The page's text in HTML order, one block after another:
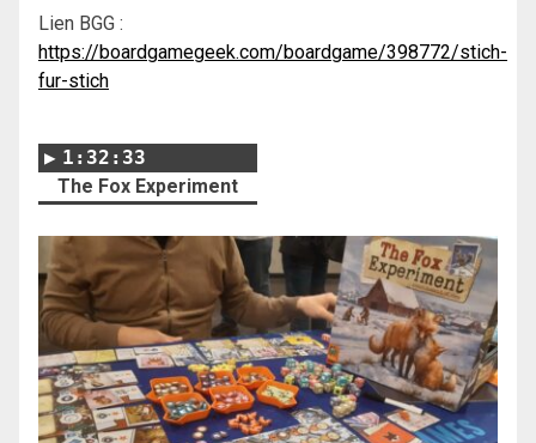
Lien BGG :
https://boardgamegeek.com/boardgame/398772/stich-
fur-stich
1:32:33
The Fox Experiment